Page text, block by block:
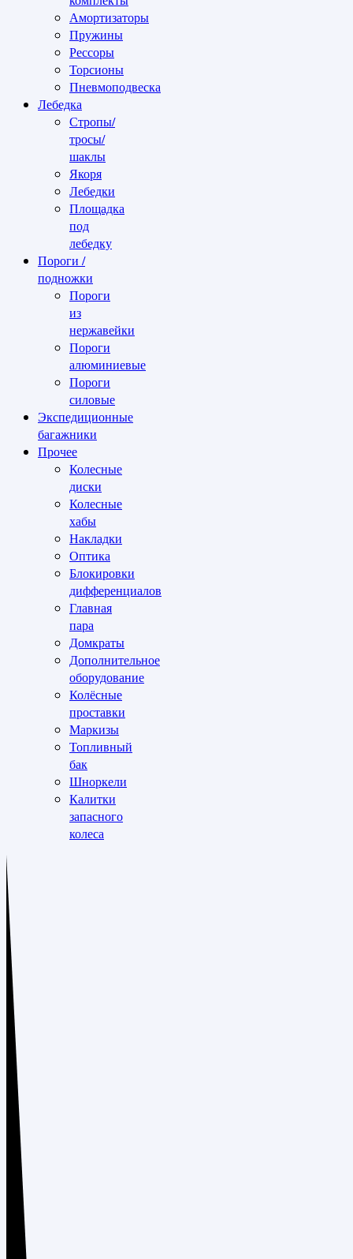
Амортизаторы
Пружины
Рессоры
Торсионы
Пневмоподвеска
Лебедка
Стропы/
тросы/
шаклы
Якоря
Лебедки
Площадка
под
лебедку
Пороги /
подножки
Пороги
из
нержавейки
Пороги
алюминиевые
Пороги
силовые
Экспедиционные
багажники
Прочее
Колесные
диски
Колесные
хабы
Накладки
Оптика
Блокировки
дифференциалов
Главная
пара
Домкраты
Дополнительное
оборудование
Колёсные
проставки
Маркизы
Топливный
бак
Шноркели
Калитки
запасного
колеса